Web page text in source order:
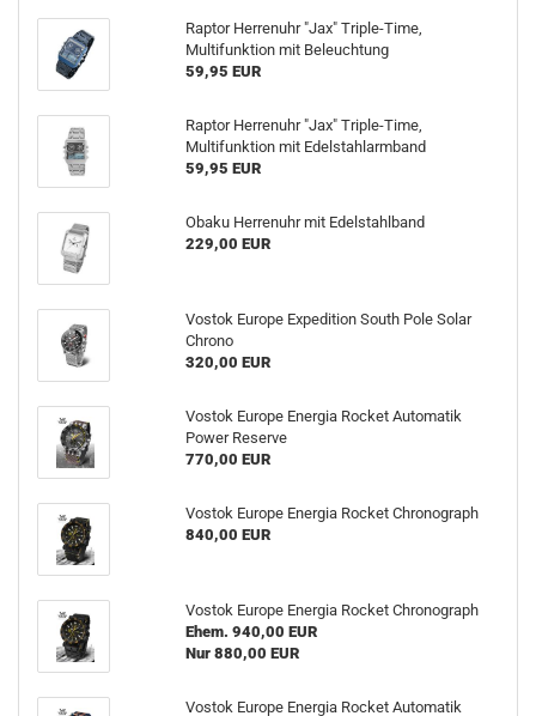
Raptor Herrenuhr "Jax" Triple-Time,
Multifunktion mit Beleuchtung
59,95 EUR
Raptor Herrenuhr "Jax" Triple-Time,
Multifunktion mit Edelstahlarmband
59,95 EUR
Obaku Herrenuhr mit Edelstahlband
229,00 EUR
Vostok Europe Expedition South Pole Solar
Chrono
320,00 EUR
Vostok Europe Energia Rocket Automatik
Power Reserve
770,00 EUR
Vostok Europe Energia Rocket Chronograph
840,00 EUR
Vostok Europe Energia Rocket Chronograph
Ehem. 940,00 EUR
Nur 880,00 EUR
Vostok Europe Energia Rocket Automatik